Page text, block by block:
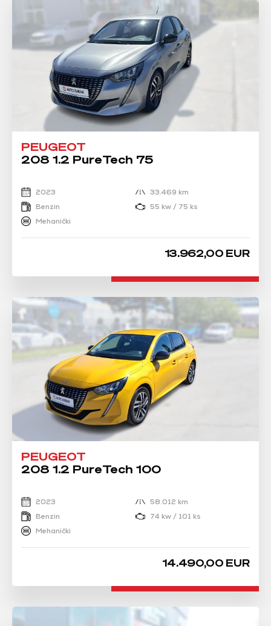
PEUGEOT
208 1.2 PureTech 75
2023
33.469 km
Benzin
55 kw / 75 ks
Mehanički
13.962,00 EUR
PEUGEOT
208 1.2 PureTech 100
2023
58.012 km
Benzin
74 kw / 101 ks
Mehanički
14.490,00 EUR